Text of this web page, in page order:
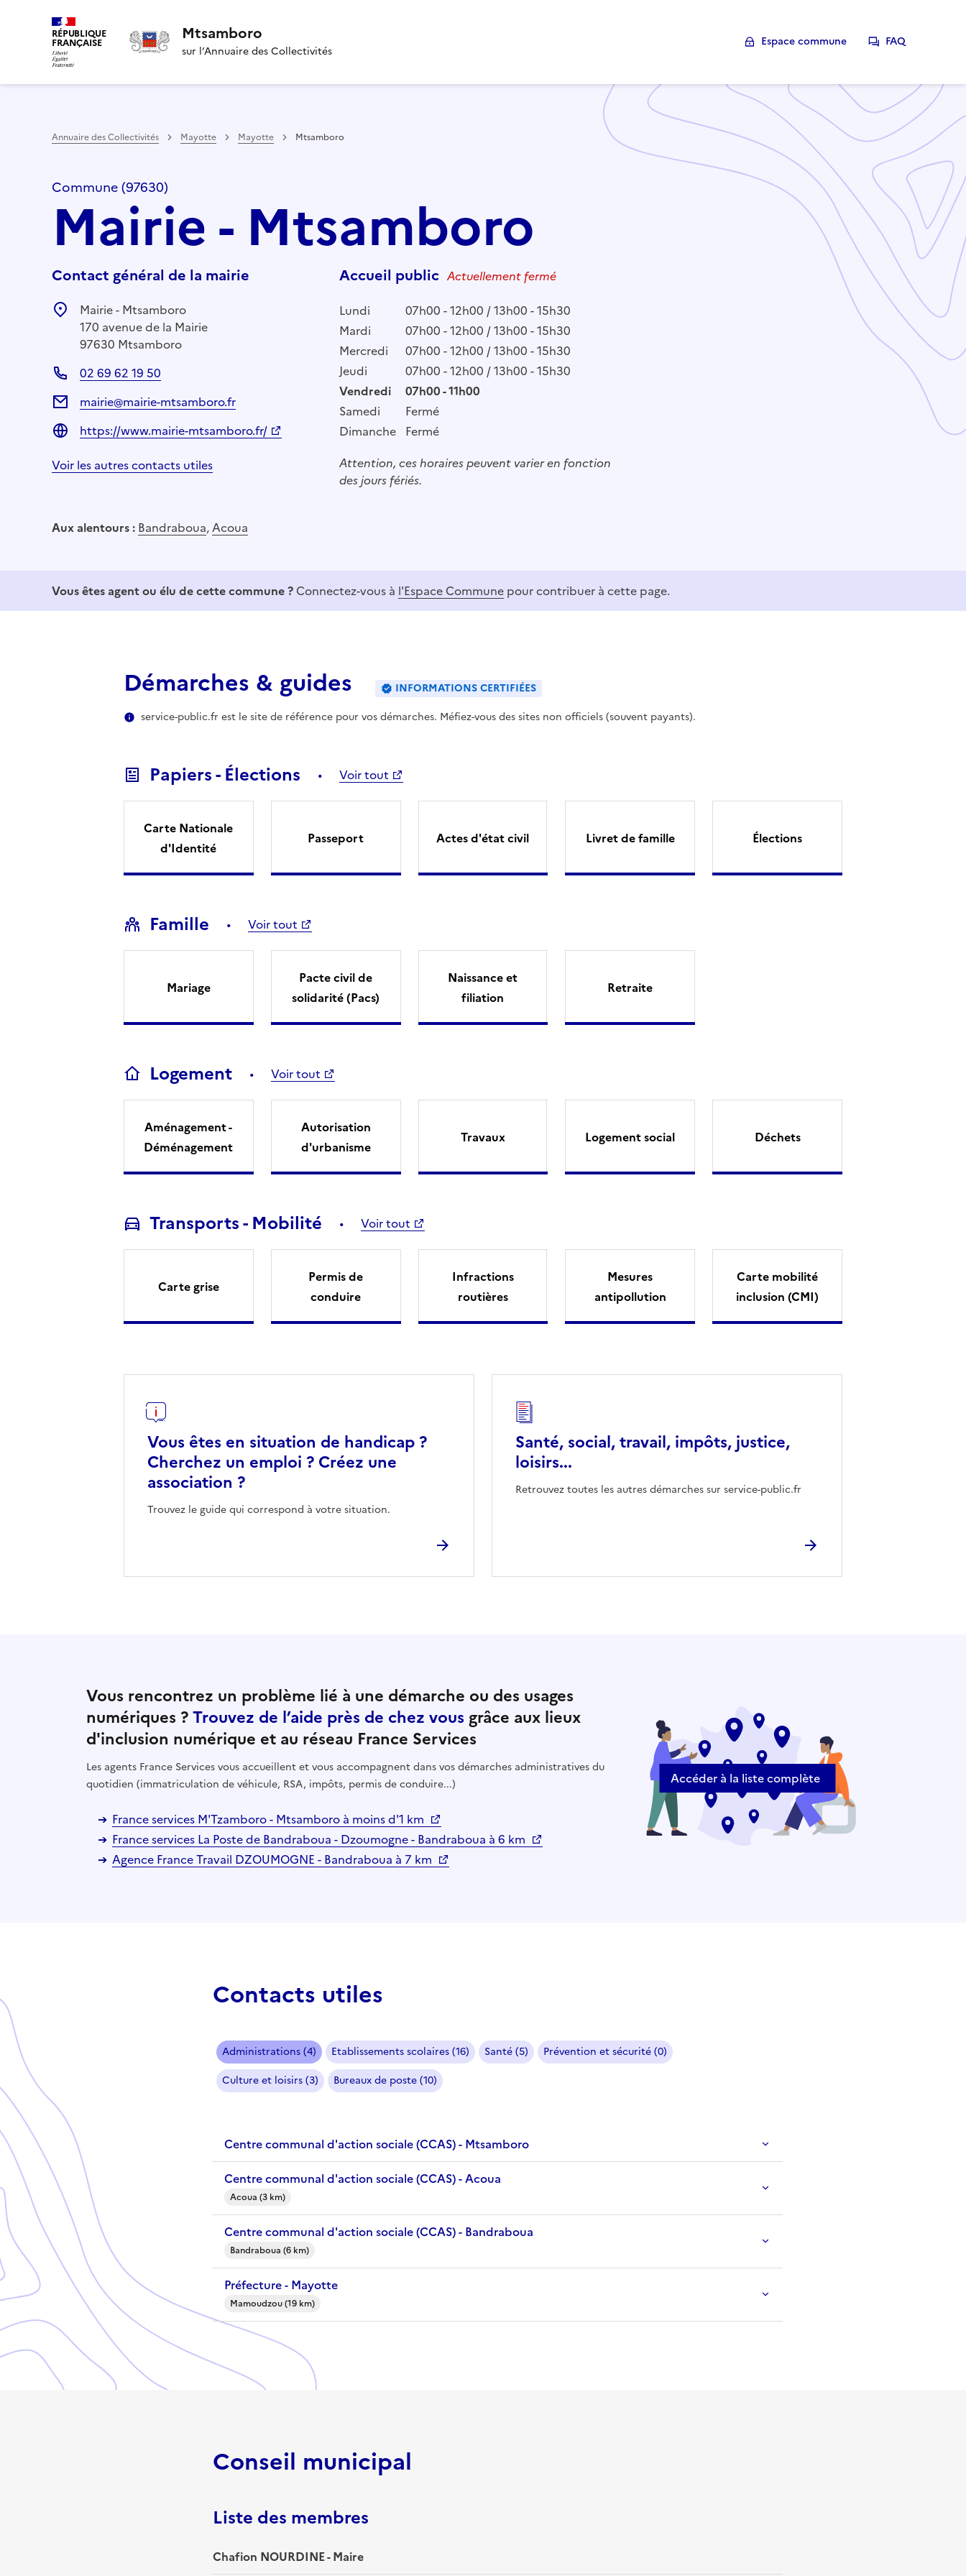
RÉPUBLIQUE
FRANÇAISE Mtsamboro
sur l’Annuaire des Collectivités
Espace commune FAQ
Annuaire des Collectivités Mayotte Mayotte Mtsamboro
Commune (97630)
Mairie - Mtsamboro
Contact général de la mairie
Mairie - Mtsamboro
170 avenue de la Mairie
97630 Mtsamboro
02 69 62 19 50
mairie@mairie-mtsamboro.fr
https://www.mairie-mtsamboro.fr/
Voir les autres contacts utiles
Accueil public Actuellement fermé
Lundi
07h00 - 12h00 / 13h00 - 15h30
Mardi
07h00 - 12h00 / 13h00 - 15h30
Mercredi
07h00 - 12h00 / 13h00 - 15h30
Jeudi
07h00 - 12h00 / 13h00 - 15h30
Vendredi
07h00 - 11h00
Samedi
Fermé
Dimanche Fermé
Attention, ces horaires peuvent varier en fonction
des jours fériés.
Aux alentours : Bandraboua,Acoua
Vous êtes agent ou élu de cette commune ? Connectez-vous à l'Espace Commune pour contribuer à cette page.
Démarches & guides
INFORMATIONS CERTIFIÉES
service-public.fr est le site de référence pour vos démarches. Méfiez-vous des sites non officiels (souvent payants).
Papiers - Élections Voir tout
Carte Nationale
d'Identité
Passeport Actes d'état civil Livret de famille Élections
Famille Voir tout
Mariage
Pacte civil de
solidarité (Pacs)
Naissance et
filiation
Retraite
Logement Voir tout
Aménagement -
Déménagement
Autorisation
d'urbanisme
Travaux Logement social Déchets
Transports - Mobilité Voir tout
Carte grise
Permis de
conduire
Infractions
routières
Mesures
antipollution
Carte mobilité
inclusion (CMI)
Vous êtes en situation de handicap ?
Cherchez un emploi ? Créez une
association ?
Trouvez le guide qui correspond à votre situation.
Santé, social, travail, impôts, justice,
loisirs...
Retrouvez toutes les autres démarches sur service-public.fr
Vous rencontrez un problème lié à une démarche ou des usages
numériques ?Trouvez de l’aide près de chez vous grâce aux lieux
d'inclusion numérique et au réseau France Services
Les agents France Services vous accueillent et vous accompagnent dans vos démarches administratives du
quotidien (immatriculation de véhicule, RSA, impôts, permis de conduire...)
France services M'Tzamboro - Mtsamboro à moins d'1 km
France services La Poste de Bandraboua - Dzoumogne - Bandraboua à 6 km
Agence France Travail DZOUMOGNE - Bandraboua à 7 km
Accéder à la liste complète
Contacts utiles
Administrations (4) Etablissements scolaires (16) Santé (5)
Prévention et sécurité (0)
Culture et loisirs (3)
Bureaux de poste (10)
Centre communal d'action sociale (CCAS) - Mtsamboro
Centre communal d'action sociale (CCAS) - Acoua
Acoua (3 km)
Centre communal d'action sociale (CCAS) - Bandraboua
Bandraboua (6 km)
Préfecture - Mayotte
Mamoudzou (19 km)
Conseil municipal
Liste des membres
Chafion NOURDINE - Maire